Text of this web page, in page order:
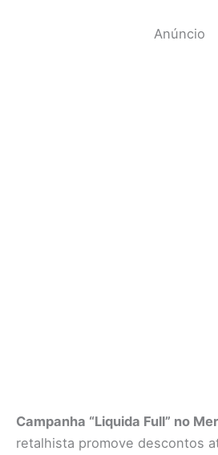
Anúncio
Campanha “Liquida Full” no
retalhista promove descontos